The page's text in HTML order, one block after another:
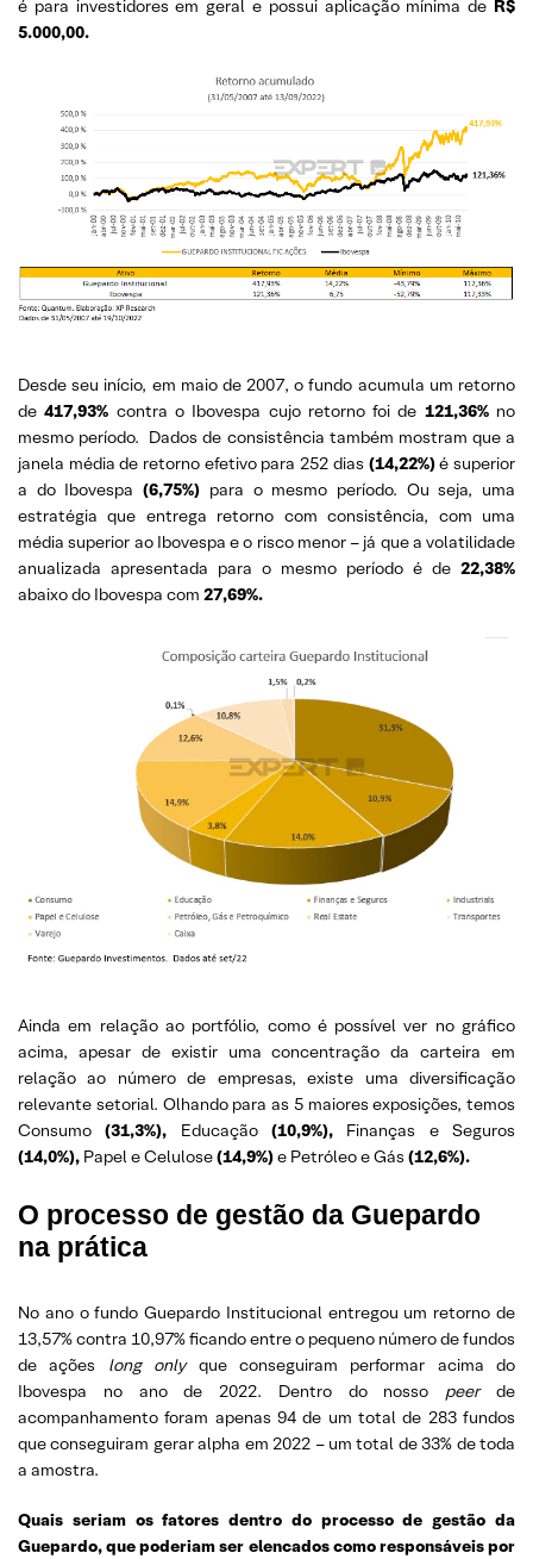
é para investidores em geral e possui aplicação mínima de R$
5.000,00.
Desde seu início, em maio de 2007, o fundo acumula um retorno
de417,93% contra o Ibovespa cujo retorno foi de 121,36%no
mesmo período. Dados de consistência também mostram que a
janela média de retorno efetivo para 252 dias (14,22%)é superior
a do Ibovespa(6,75%) para o mesmo período. Ou seja, uma
estratégia que entrega retorno com consistência, com uma
média superior ao Ibovespa e o risco menor – já que a volatilidade
anualizada apresentada para o mesmo período é de 22,38%
abaixo do Ibovespa com 27,69%.
Ainda em relação ao portfólio, como é possível ver no gráfico
acima, apesar de existir uma concentração da carteira em
relação ao número de empresas, existe uma diversificação
relevante setorial. Olhando para as 5 maiores exposições, temos
Consumo(31,3%), Educação(10,9%), Finanças e Seguros
(14,0%), Papel e Celulose(14,9%)e Petróleo e Gás (12,6%).
O processo de gestão da Guepardo
na prática
No ano o fundo Guepardo Institucional entregou um retorno de
13,57% contra 10,97% ficando entre o pequeno número de fundos
de ações long only que conseguiram performar acima do
Ibovespa no ano de 2022. Dentro do nosso peerde
acompanhamento foram apenas 94 de um total de 283 fundos
que conseguiram gerar alpha em 2022 – um total de 33% de toda
a amostra.
Quais seriam os fatores dentro do processo de gestão da
Guepardo, que poderiam ser elencados como responsáveis por